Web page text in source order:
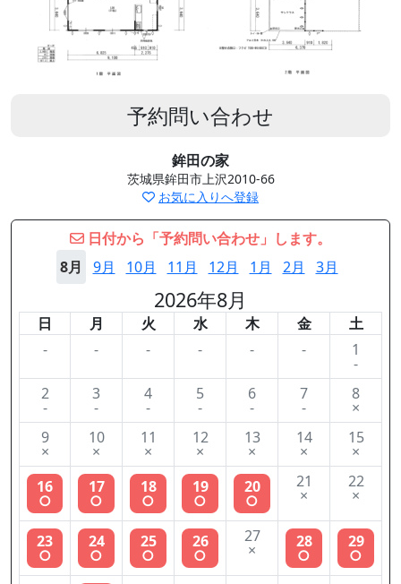
予約問い合わせ
鉾田の家
茨城県鉾田市上沢2010-66
お気に入りへ登録
日付から「予約問い合わせ」します。
8月
9月 10月 11月 12月 1月 2月 3月
2026年8月
日 月 火 水 木 金
土
-
- - - - - 1
-
2
-
3
-
4
-
5
-
6
-
7
-
8
×
9
×
10
×
11
×
12
×
13
×
14
×
15
×
16
○
17
○
18
○
19
○
20
○
21
×
22
×
23
○
24
○
25
○
26
○
27
× 28
○
29
○